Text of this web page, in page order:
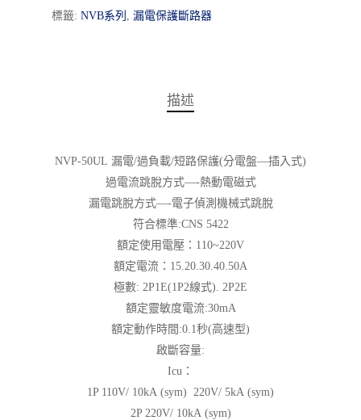
標籤: NVB系列 , 漏電保護斷路器
描述
NVP-50UL 漏電/過負載/短路保護(分電盤—插入式)
過電流跳脫方式—-熱動電磁式
漏電跳脫方式—-電子偵測機械式跳脫
符合標準:CNS 5422
額定使用電壓：110~220V
額定電流：15.20.30.40.50A
極數: 2P1E(1P2線式). 2P2E
額定靈敏度電流:30mA
額定動作時間:0.1秒(高速型)
啟斷容量:
Icu：
1P 110V/ 10kA (sym) 220V/ 5kA (sym)
2P 220V/ 10kA (sym)